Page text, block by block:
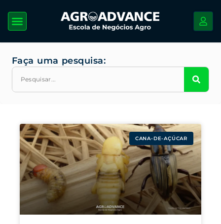
Faça uma pesquisa:
CANA-DE-AÇÚCAR